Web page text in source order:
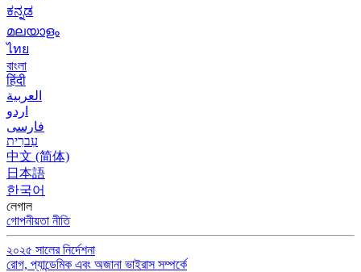
ಕನ್ನಡ
മലയാളം
ไทย
বাংলা
हिंदी
العربية
اردو
فارسی
עִברִית
中文 (简体)
日本語
한국어
লেগাল
গোপনীয়তা নীতি
২০২৫ সালের নির্দেশনা
রোগ, প্যান্ডেমিক এবং অজানা ভাইরাস সম্পর্কে